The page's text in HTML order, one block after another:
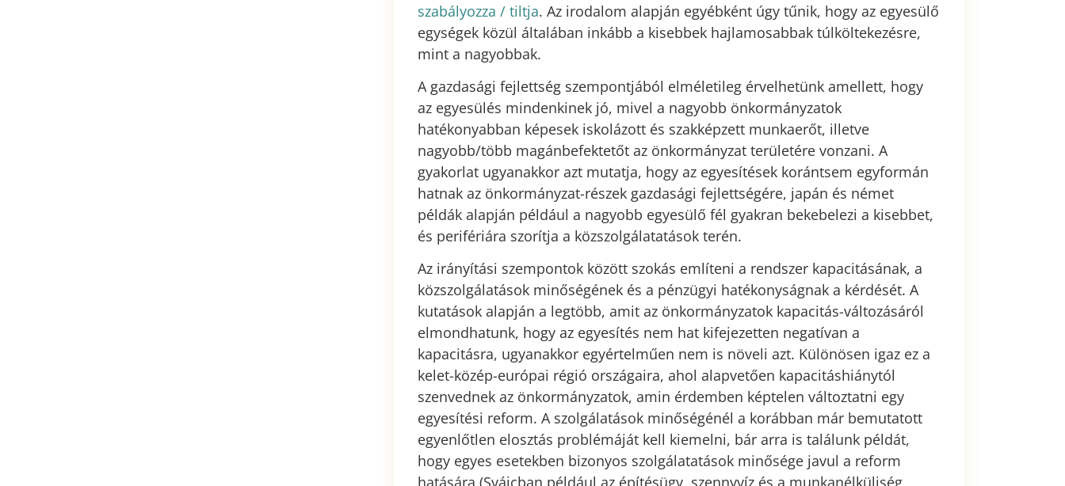
szabályozza / tiltja. Az irodalom alapján egyébként úgy tűnik, hogy az egyesülő
egységek közül általában inkább a kisebbek hajlamosabbak túlköltekezésre,
mint a nagyobbak.
A gazdasági fejlettség szempontjából elméletileg érvelhetünk amellett, hogy
az egyesülés mindenkinek jó, mivel a nagyobb önkormányzatok
hatékonyabban képesek iskolázott és szakképzett munkaerőt, illetve
nagyobb/több magánbefektetőt az önkormányzat területére vonzani. A
gyakorlat ugyanakkor azt mutatja, hogy az egyesítések korántsem egyformán
hatnak az önkormányzat-részek gazdasági fejlettségére, japán és német
példák alapján például a nagyobb egyesülő fél gyakran bekebelezi a kisebbet,
és perifériára szorítja a közszolgálatatások terén.
Az irányítási szempontok között szokás említeni a rendszer kapacitásának, a
közszolgálatások minőségének és a pénzügyi hatékonyságnak a kérdését. A
kutatások alapján a legtöbb, amit az önkormányzatok kapacitás-változásáról
elmondhatunk, hogy az egyesítés nem hat kifejezetten negatívan a
kapacitásra, ugyanakkor egyértelműen nem is növeli azt. Különösen igaz ez a
kelet-közép-európai régió országaira, ahol alapvetően kapacitáshiánytól
szenvednek az önkormányzatok, amin érdemben képtelen változtatni egy
egyesítési reform. A szolgálatások minőségénél a korábban már bemutatott
egyenlőtlen elosztás problémáját kell kiemelni, bár arra is találunk példát,
hogy egyes esetekben bizonyos szolgálatatások minősége javul a reform